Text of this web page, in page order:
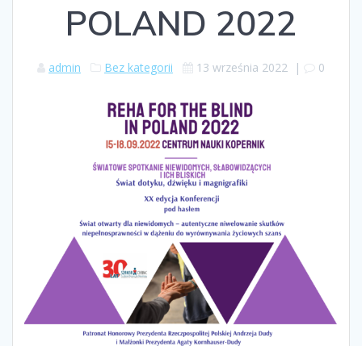
POLAND 2022
admin Bez kategorii 13 września 2022 | 0